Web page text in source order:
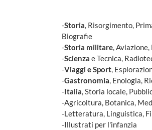
-Storia, Risorgimento,
Biografie
-Storia militare,
-Scienza e Tecnica,
-Viaggi e Sport,
-Gastronomia, Enologia,
-Italia, Storia locale,
-Agricoltura, Botanica,
-Letteratura, Linguistica,
-Illustrati per l'infanzia